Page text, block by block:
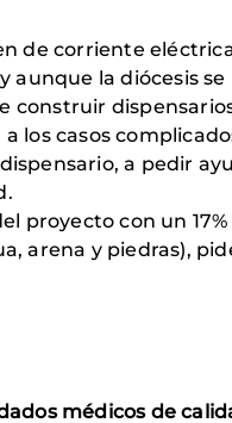
de corriente
aunque la diócesis
construir
los casos
a pedir
proyecto con un
arena y piedras),
médicos de